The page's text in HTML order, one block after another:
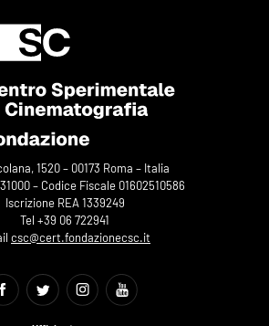
1520 – 00173 Roma – Italia
– Codice Fiscale 01602510586
Iscrizione REA 1339249
Tel +39 06 722941
csc@cert.fondazionecsc.it